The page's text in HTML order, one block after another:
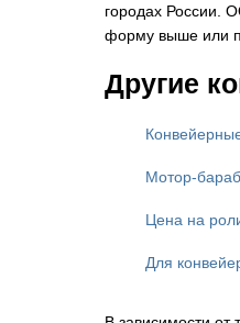
городах России.
форму выше или
Другие
Мотор-
Цена на
Для